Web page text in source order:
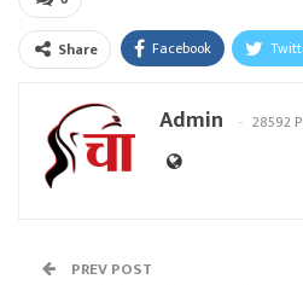
Share Facebook
Admin 28592
PREV POST